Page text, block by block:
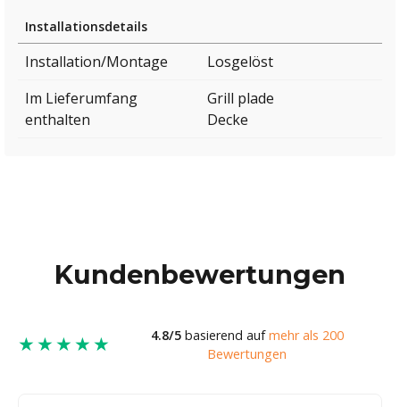
Installationsdetails
Installation/Montage
Losgelöst
Im Lieferumfang
enthalten
Grill plade
Decke
Kundenbewertungen
★★★★★ 4.8/5basierend aufmehr als 200
Bewertungen